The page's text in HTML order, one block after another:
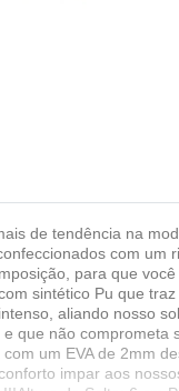
de tendência na
com um
para que
sintético Pu que
aliando nosso
que não comprometa
um EVA de 2mm
impar aos